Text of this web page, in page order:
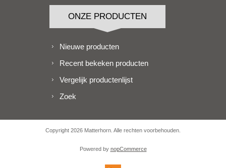
ONZE PRODUCTEN
Nieuwe producten
Recent bekeken producten
Vergelijk productenlijst
Zoek
Copyright 2026 Matterhorn. Alle rechten voorbehouden.
Powered by nopCommerce